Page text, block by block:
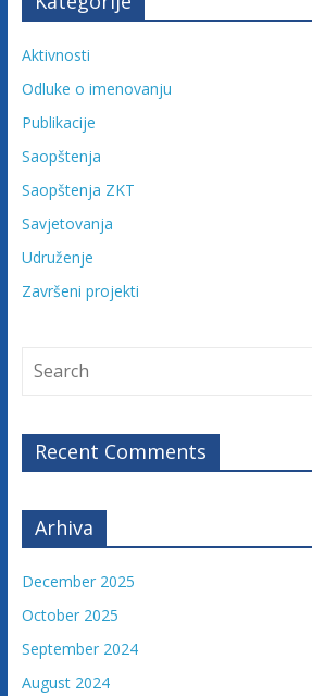
i
j
e
B
i
ž
j
e
t
ž
i
Aktivnosti
Odluke o imenovanju
Publikacije
Saopštenja
Saopštenja ZKT
Savjetovanja
Udruženje
Završeni projekti
Recent Comments
Arhiva
December 2025
October 2025
September 2024
August 2024